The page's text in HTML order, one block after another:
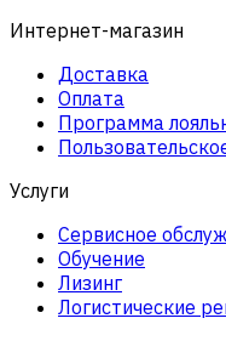
Интернет-магазин
Доставка
Оплата
Программа
Услуги
Сервисное
Обучение
Лизинг
Логистические